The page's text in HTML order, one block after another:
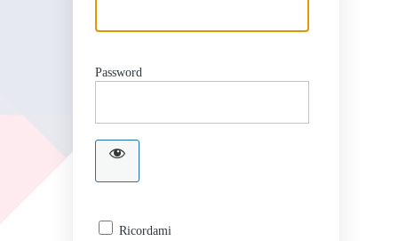
Password
Ricordami